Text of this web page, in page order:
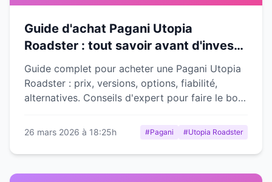
Guide d'achat Pagani Utopia
Roadster : tout savoir avant d'investir
dans cette hypercar d'exception
Guide complet pour acheter une Pagani Utopia
Roadster : prix, versions, options, fiabilité,
alternatives. Conseils d'expert pour faire le bon
26 mars 2026 à 18:25h #Pagani #Utopia Roadster